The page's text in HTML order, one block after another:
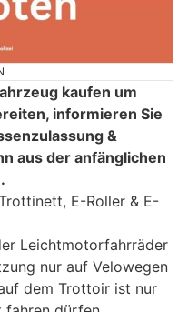
kaufen um
informieren Sie
&
aus der anfänglichen
E-Roller & E-
Leichtmotorfahrräder
nur auf Velowegen
dem Trottoir ist nur